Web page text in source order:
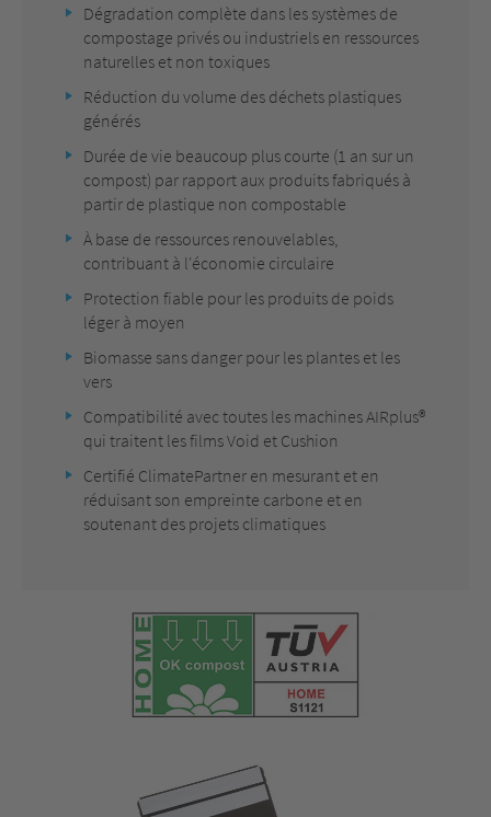
Dégradation complète dans les systèmes de
compostage privés ou industriels en ressources
naturelles et non toxiques
Réduction du volume des déchets plastiques
générés
Durée de vie beaucoup plus courte (1 an sur un
compost) par rapport aux produits fabriqués à
partir de plastique non compostable
À base de ressources renouvelables,
contribuant à l'économie circulaire
Protection fiable pour les produits de poids
léger à moyen
Biomasse sans danger pour les plantes et les
vers
Compatibilité avec toutes les machines AIRplus®
qui traitent les films Void et Cushion
Certifié ClimatePartner en mesurant et en
réduisant son empreinte carbone et en
soutenant des projets climatiques